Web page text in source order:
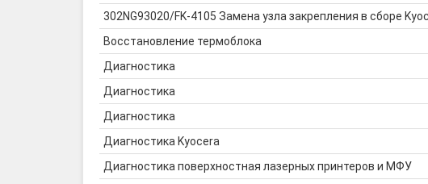
302NG93020/FK-4105 Замена узла закрепления в сборе
Восстановление термоблока
Диагностика
Диагностика
Диагностика
Диагностика Kyocera
Диагностика поверхностная лазерных принтеров и МФУ